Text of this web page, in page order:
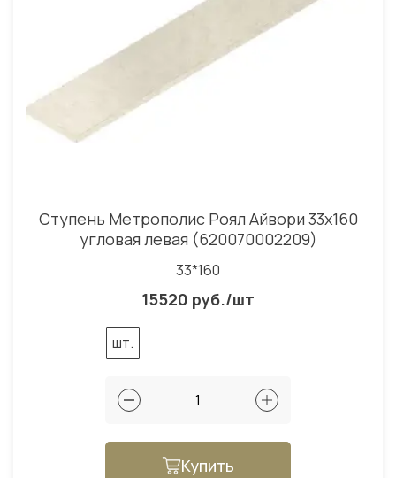
Ступень Метрополис Роял Айвори 33x160
угловая левая (620070002209)
33*160
15520 руб./шт
шт.
Купить